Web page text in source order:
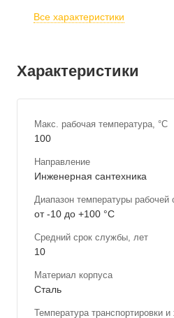
Все характеристики
Характеристики
Макс. рабочая температура, °С
100
Направление
Инженерная сантехника
Диапазон температуры рабочей
от -10 до +100 °С
Средний срок службы, лет
10
Материал корпуса
Сталь
Температура транспортировки